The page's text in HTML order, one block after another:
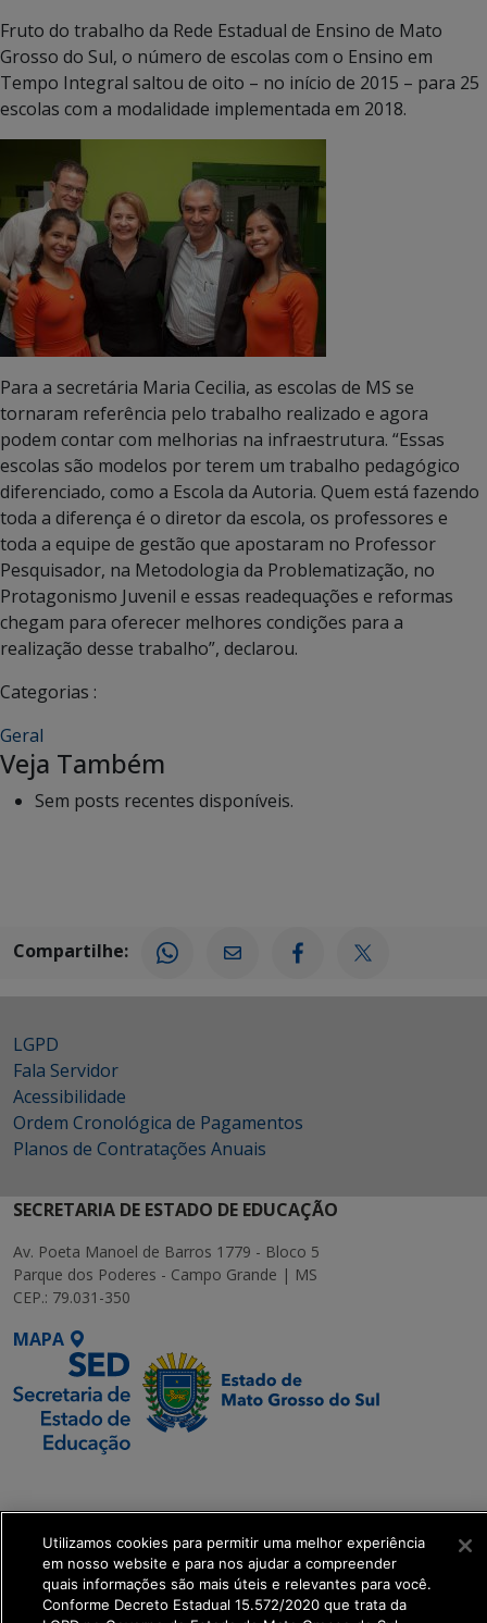
Fruto do trabalho da Rede Estadual de Ensino de Mato
Grosso do Sul, o número de escolas com o Ensino em
Tempo Integral saltou de oito – no início de 2015 – para 25
escolas com a modalidade implementada em 2018.
Para a secretária Maria Cecilia, as escolas de MS se
tornaram referência pelo trabalho realizado e agora
podem contar com melhorias na infraestrutura. “Essas
escolas são modelos por terem um trabalho pedagógico
diferenciado, como a Escola da Autoria. Quem está fazendo
toda a diferença é o diretor da escola, os professores e
toda a equipe de gestão que apostaram no Professor
Pesquisador, na Metodologia da Problematização, no
Protagonismo Juvenil e essas readequações e reformas
chegam para oferecer melhores condições para a
realização desse trabalho”, declarou.
Categorias :
Geral
Veja Também
Sem posts recentes disponíveis.
Compartilhe:
LGPD
Fala Servidor
Acessibilidade
Ordem Cronológica de Pagamentos
Planos de Contratações Anuais
SECRETARIA DE ESTADO DE EDUCAÇÃO
Av. Poeta Manoel de Barros 1779 - Bloco 5
Parque dos Poderes - Campo Grande | MS
CEP.: 79.031-350
MAPA
Executiva de
Transformação Digital
get_footer();
Utilizamos cookies para permitir uma melhor experiência
em nosso website e para nos ajudar a compreender
quais informações são mais úteis e relevantes para você.
Conforme Decreto Estadual 15.572/2020 que trata da